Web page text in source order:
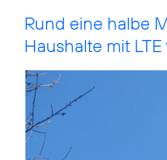
Rund eine halbe
Haushalte mit